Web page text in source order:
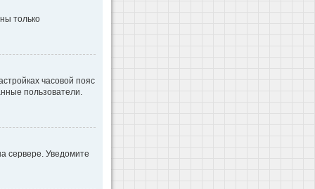
только
часовой пояс
пользователи.
сервере. Уведомите